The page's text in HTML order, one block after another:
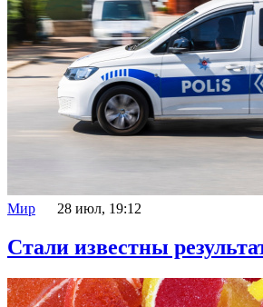
Мир 28 июл, 19:12
Стали известны